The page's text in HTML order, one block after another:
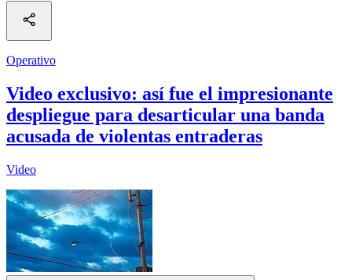
Operativo
Video exclusivo: así fue el impresionante
despliegue para desarticular una banda
acusada de violentas entraderas
Video